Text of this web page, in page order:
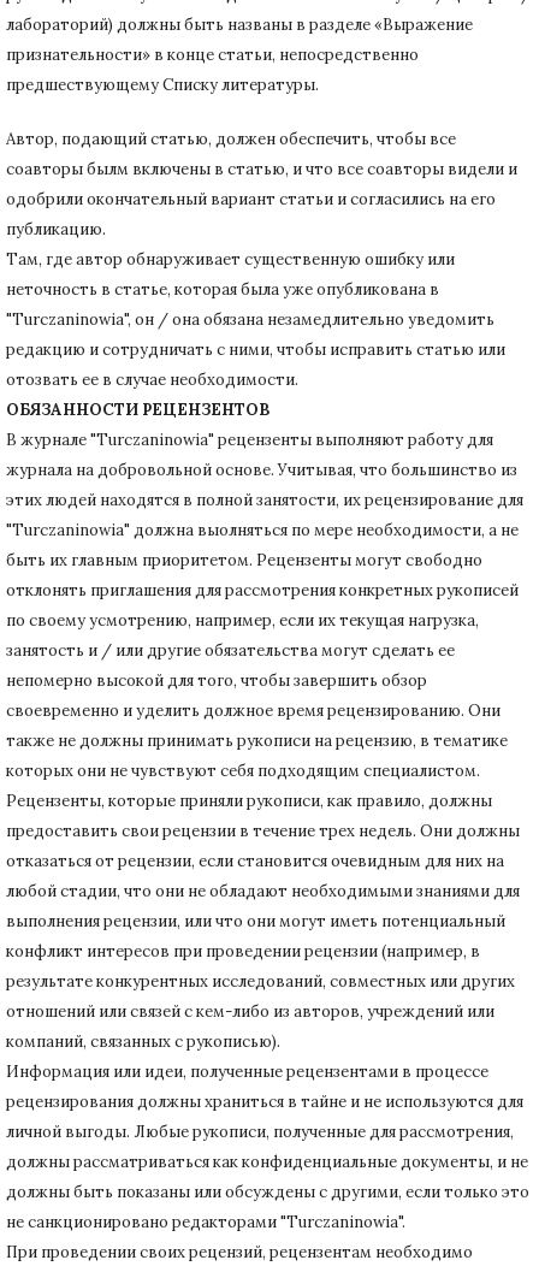
лабораторий) должны быть названы в разделе «Выражение
признательности» в конце статьи, непосредственно
предшествующему Списку литературы.
Автор, подающий статью, должен обеспечить, чтобы все
соавторы былм включены в статью, и что все соавторы видели и
одобрили окончательный вариант статьи и согласились на его
публикацию.
Там, где автор обнаруживает существенную ошибку или
неточность в статье, которая была уже опубликована в
"Turczaninowia", он / она обязана незамедлительно уведомить
редакцию и сотрудничать с ними, чтобы исправить статью или
отозвать ее в случае необходимости.
ОБЯЗАННОСТИ РЕЦЕНЗЕНТОВ
В журнале "Turczaninowia" рецензенты выполняют работу для
журнала на добровольной основе.Учитывая, что большинство из
этих людей находятся в полной занятости, их рецензирование для
"Turczaninowia" должна выолняться по мере необходимости, а не
быть их главным приоритетом. Рецензенты могут свободно
отклонять приглашения для рассмотрения конкретных рукописей
по своему усмотрению, например, если их текущая нагрузка,
занятость и / или другие обязательства могут сделать ее
непомерно высокой для того, чтобы завершить обзор
своевременно и уделить должное время рецензированию. Они
также не должны принимать рукописи на рецензию, в тематике
которых они не чувствуют себя подходящим специалистом.
Рецензенты, которые приняли рукописи, как правило, должны
предоставить свои рецензии в течение трех недель. Они должны
отказаться от рецензии, если становится очевидным для них на
любой стадии, что они не обладают необходимыми знаниями для
выполнения рецензии, или что они могут иметь потенциальный
конфликт интересов при проведении рецензии (например, в
результате конкурентных исследований, совместных или других
отношений или связей с кем-либо из авторов, учреждений или
компаний, связанных с рукописью).
Информация или идеи, полученные рецензентами в процессе
рецензирования должны храниться в тайне и не используются для
личной выгоды. Любые рукописи, полученные для рассмотрения,
должны рассматриваться как конфиденциальные документы, и не
должны быть показаны или обсуждены с другими, если только это
не санкционировано редакторами "Turczaninowia".
При проведении своих рецензий, рецензентам необходимо